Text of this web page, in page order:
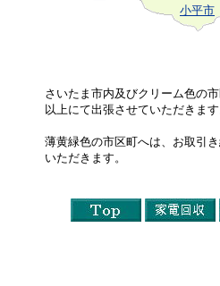
小平市
さいたま市内及びクリーム色の
以上にて出張させていただきます
薄黄緑色の市区町へは、お取引
いただきます。